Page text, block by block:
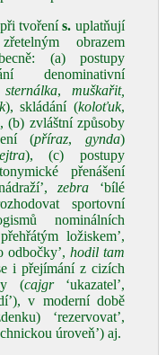
při tvořenís. uplatňují
obrazem
(a) postupy
denominativní
sternálka, muškařit,
), skládání (koloťuk,
(b) zvláštní způsoby
(příraz, gynda)
), (c) postupy
přenášení
zebra ‘bílé
sportovní
nominálních
ložiskem’,
odbočky’, hodil tam
i přejímání z cizích
(cajgr‘ukazatel’,
v moderní době
‘rezervovat’,
úroveň’) aj.